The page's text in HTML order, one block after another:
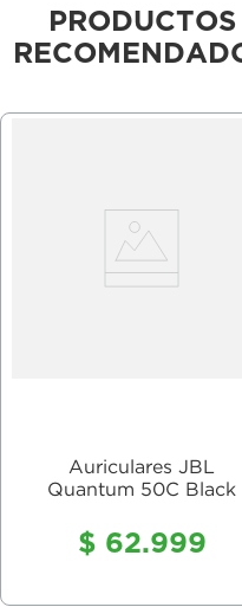
PRODUCTOS
Auriculares JBL
Quantum 50C Black
$ 62.999